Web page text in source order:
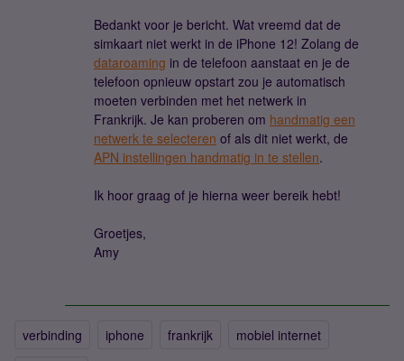
Bedankt voor je bericht. Wat vreemd dat de
simkaart niet werkt in de iPhone 12! Zolang de
dataroaming in de telefoon aanstaat en je de
telefoon opnieuw opstart zou je automatisch
moeten verbinden met het netwerk in
Frankrijk. Je kan proberen om handmatig een
netwerk te selecteren of als dit niet werkt, de
APN instellingen handmatig in te stellen.
Ik hoor graag of je hierna weer bereik hebt!
Groetjes,
Amy
verbinding iphone frankrijk
mobiel internet